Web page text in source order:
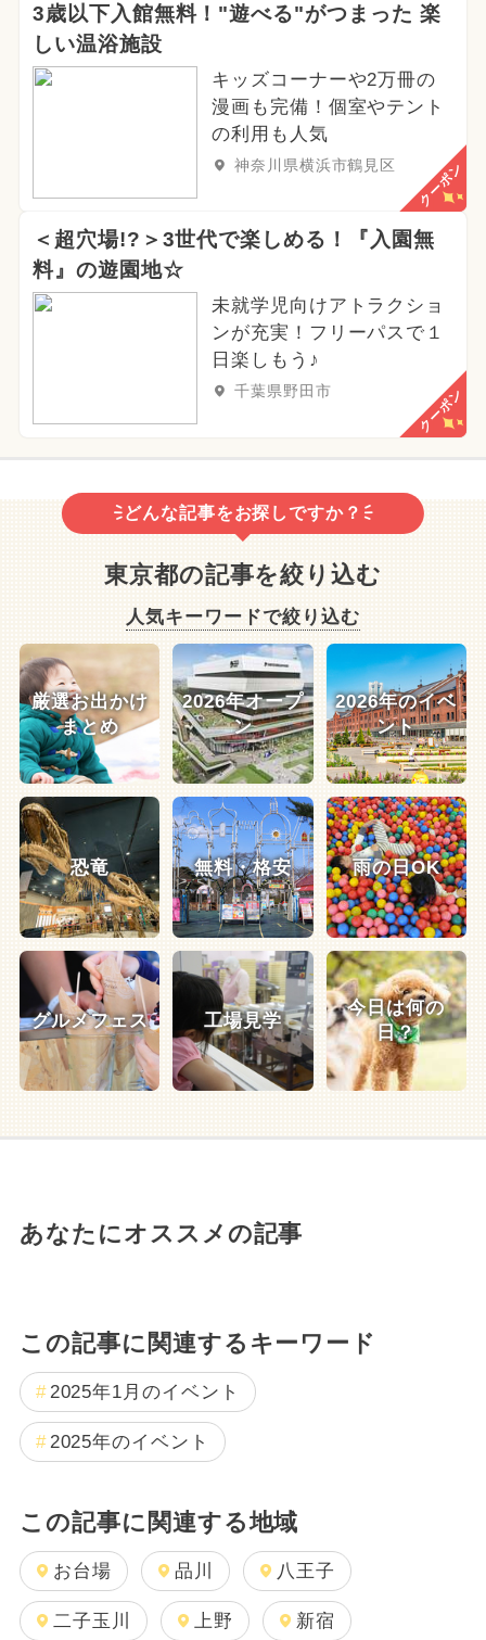
3歳以下入館無料！"遊べる"がつまった 楽
しい温浴施設
キッズコーナーや2万冊の
漫画も完備！個室やテント
の利用も人気
神奈川県横浜市鶴見区 クーポン
＜超穴場!?＞3世代で楽しめる！『入園無
料』の遊園地☆
未就学児向けアトラクショ
ンが充実！フリーパスで１
日楽しもう♪
千葉県野田市 クーポン
どんな記事をお探しですか？
東京都の記事を絞り込む
人気キーワードで絞り込む
厳選お出かけ
まとめ
2026年オープ
ン
2026年のイベ
ント
恐竜 無料・格安 雨の日OK
グルメフェス 工場見学
今日は何の
日？
あなたにオススメの記事
この記事に関連するキーワード
2025年1月のイベント
2025年のイベント
この記事に関連する地域
お台場 品川 八王子
二子玉川 上野 新宿